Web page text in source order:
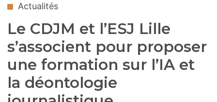
Actualités
Le CDJM et l’ESJ Lille
s’associent pour proposer
une formation sur l’IA et
la déontologie